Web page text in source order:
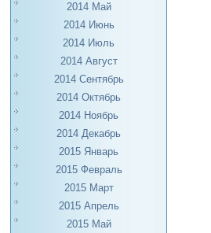
2014 Май
2014 Июнь
2014 Июль
2014 Август
2014 Сентябрь
2014 Октябрь
2014 Ноябрь
2014 Декабрь
2015 Январь
2015 Февраль
2015 Март
2015 Апрель
2015 Май